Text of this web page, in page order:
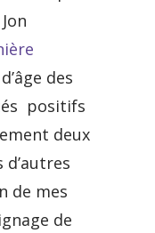
des
positifs
deux
d’autres
de mes
de